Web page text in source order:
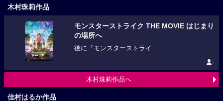
木村珠莉作品
モンスターストライク THE MOVIE はじまり
の場所へ
後に『モンスターストライ...
-
木村珠莉作品へ
佳村はるか作品